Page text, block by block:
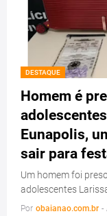
DESTAQUE
Homem é
Eunapolis,
sair para
Um homem foi
adolescentes
Por obaianao.com.br -